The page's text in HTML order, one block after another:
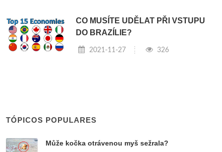
CO MUSÍTE UDĚLAT PŘI VSTUPU
DO BRAZÍLIE?
2021-11-27 326
TÓPICOS POPULARES
Může kočka otrávenou myš sežrala?